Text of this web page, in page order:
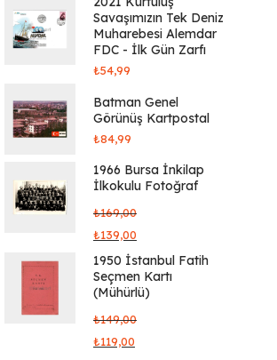
Savaşımızın Tek Deniz
Muharebesi Alemdar
FDC - İlk Gün Zarfı
₺54,99
Batman Genel
Görünüş Kartpostal
₺84,99
1966 Bursa İnkilap
İlkokulu Fotoğraf
₺169,00
₺139,00
1950 İstanbul Fatih
Seçmen Kartı
(Mühürlü)
₺149,00
₺119,00